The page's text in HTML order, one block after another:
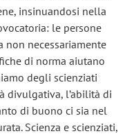
insinuandosi nella
le persone
non necessariamente
di norma aiutano
degli scienziati
divulgativa, l’abilità di
di buono ci sia nel
Scienza e scienziati,